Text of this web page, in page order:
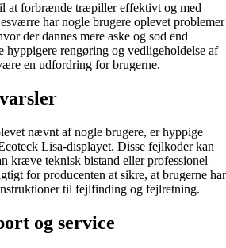
at forbrænde træpiller effektivt og med
har nogle brugere oplevet problemer
der dannes mere aske og sod end
rengøring og vedligeholdelse af
en udfordring for brugerne.
nævnt af nogle brugere, er hyppige
Lisa-displayet. Disse fejlkoder kan
kræve teknisk bistand eller professionel
for producenten at sikre, at brugerne har
til fejlfinding og fejlretning.
og service